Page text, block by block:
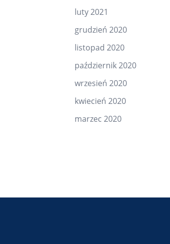
luty 2021
grudzień 2020
listopad 2020
październik 2020
wrzesień 2020
kwiecień 2020
marzec 2020